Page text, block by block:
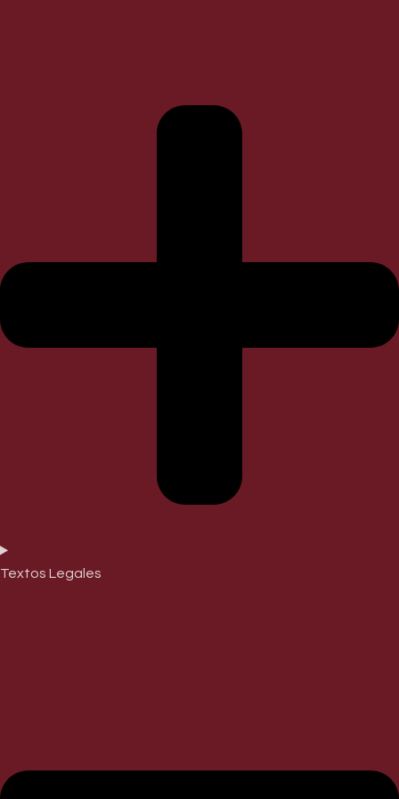
Textos Legales